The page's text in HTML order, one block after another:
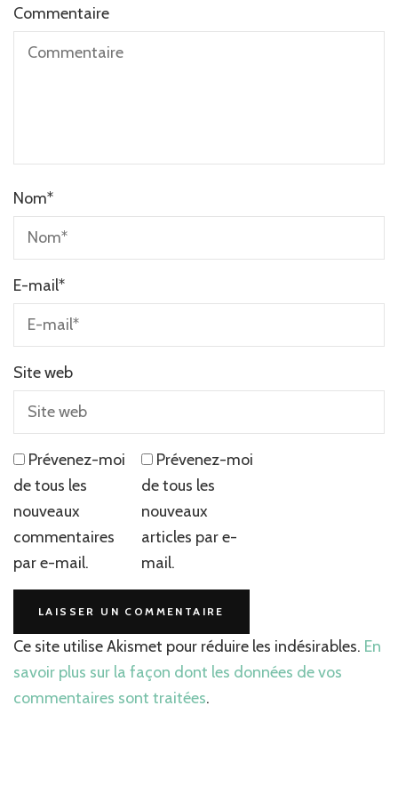
Commentaire
Nom*
E-mail*
Site web
Prévenez-moi
de tous les
nouveaux
commentaires
par e-mail.
Prévenez-moi
de tous les
nouveaux
articles par e-
mail.
Ce site utilise Akismet pour réduire les indésirables. En
savoir plus sur la façon dont les données de vos
commentaires sont traitées.